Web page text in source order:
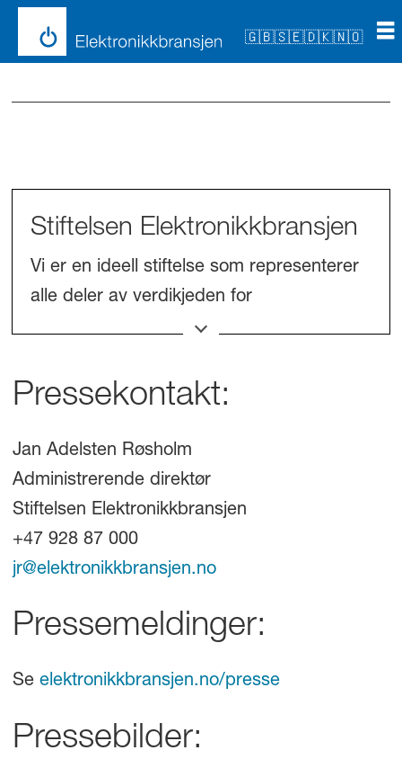
🇬🇧🇸🇪🇩🇰🇳🇴
Stiftelsen Elektronikkbransjen
Vi er en ideell stiftelse som representerer
alle deler av verdikjeden for
forbrukerelektronikk i Norge, inkludert
detaljhandelskjeder og frittstående
serviceverksteder. Elektronikkbransjen er
eid av våre medlemmer, som opererer
innenfor forbrukerelektronikk, hvitevarer,
småelektriske produkter, IT-produkter og
telematikk, foto og video, samt produkter
musikkinstrumenter.
Pressekontakt:
Jan Adelsten Røsholm
Administrerende direktør
Stiftelsen Elektronikkbransjen
+47 928 87 000
jr@elektronikkbransjen.no
Pressemeldinger:
Se elektronikkbransjen.no/presse
Pressebilder: